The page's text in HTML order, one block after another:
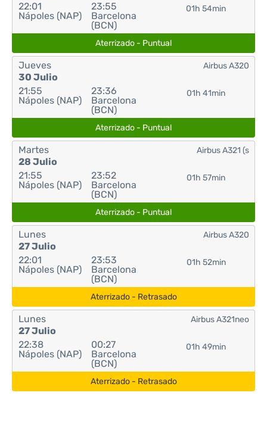
22:01
Nápoles (NAP)
23:55
Barcelona
(BCN)
01h 54min
Aterrizado - Puntual
Jueves
30 Julio
21:55
Nápoles (NAP)
23:36
Barcelona
(BCN)
01h 41min
Airbus A320
Aterrizado - Puntual
Martes
28 Julio
21:55
Nápoles (NAP)
23:52
Barcelona
(BCN)
01h 57min
Airbus A321 (s
Aterrizado - Puntual
Lunes
27 Julio
22:01
Nápoles (NAP)
23:53
Barcelona
(BCN)
01h 52min
Airbus A320
Aterrizado - Retrasado
Lunes
27 Julio
22:38
Nápoles (NAP)
00:27
Barcelona
(BCN)
01h 49min
Airbus A321neo
Aterrizado - Retrasado